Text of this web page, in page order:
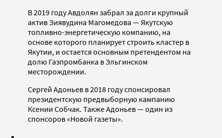
В 2019 году Авдолян забрал за долги крупный
актив Зиявудина Магомедова — Якутскую
топливно-энергетическую компанию, на
основе которого планирует строить кластер в
Якутии, и остается основным претендентом на
долю Газпромбанка в Эльгинском
месторождении.
Сергей Адоньев в 2018 году спонсировал
президентскую предвыборную кампанию
Ксении Собчак. Также Адоньев — один из
спонсоров «Новой газеты».